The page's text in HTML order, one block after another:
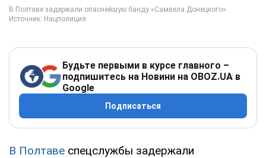
Будьте первыми в курсе главного –
подпишитесь на Новини на OBOZ.UA в
Google
Подписаться
В Полтаве спецслужбы задержали